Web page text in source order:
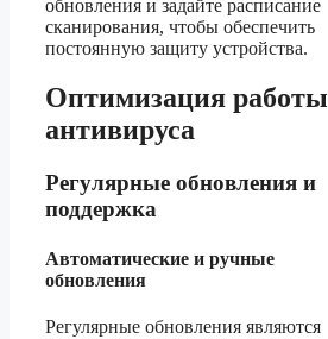
обновления и задайте расписание
сканирования, чтобы обеспечить
постоянную защиту устройства.
Оптимизация работы
антивируса
Регулярные обновления и
поддержка
Автоматические и ручные
обновления
Регулярные обновления являются